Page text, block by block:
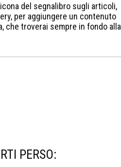
del segnalibro sugli articoli,
per aggiungere un contenuto
che troverai sempre in fondo alla
PERSO: